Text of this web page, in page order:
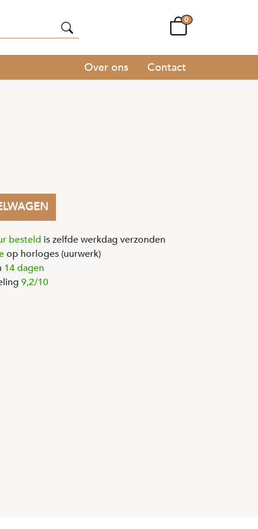
0
Over ons Contact
besteld is zelfde werkdag verzonden
op horloges (uurwerk)
14 dagen
9,2/10